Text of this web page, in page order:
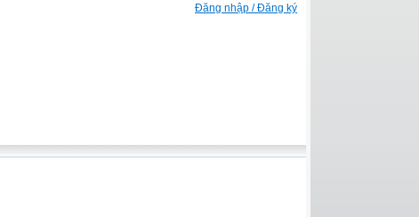
Đăng nhập / Đăng ký